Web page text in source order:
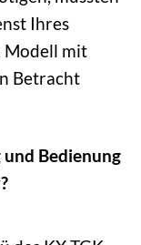
Ihres
Modell mit
Betracht
Bedienung